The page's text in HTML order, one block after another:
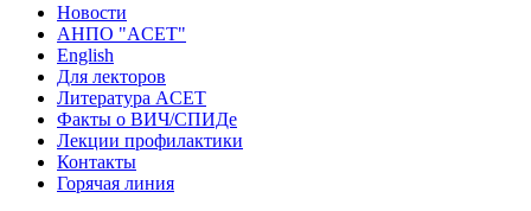
Новости
АНПО "ACET"
English
Для лекторов
Литература ACET
Факты о ВИЧ/СПИДе
Лекции профилактики
Контакты
Горячая линия